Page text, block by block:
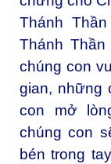
Thánh
Thánh
chúng con
gian, những
con mở
chúng con
bén trong